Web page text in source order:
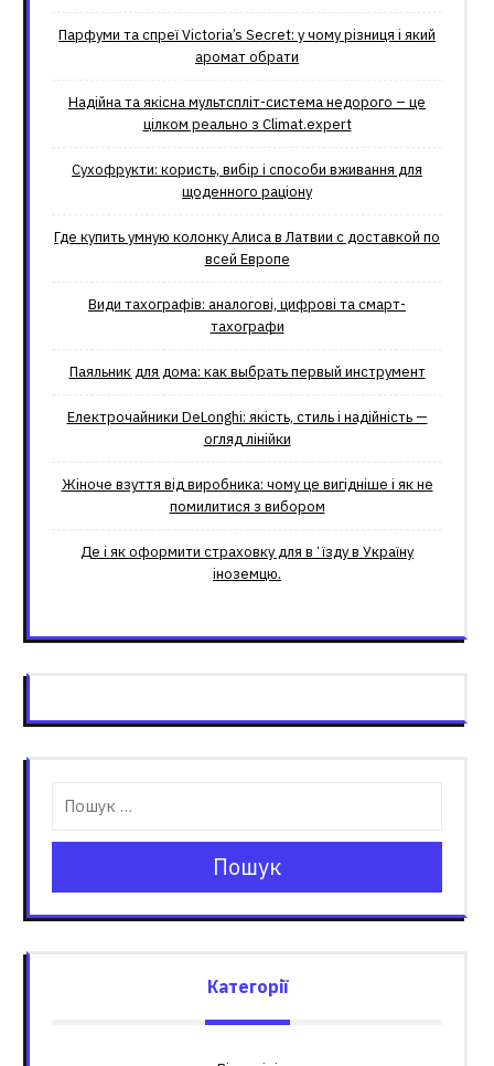
Парфуми та спреї Victoria’s Secret: у чому різниця і який
аромат обрати
Надійна та якісна мультспліт-система недорого – це
цілком реально з Climat.еxpert
Сухофрукти: користь, вибір і способи вживання для
щоденного раціону
Где купить умную колонку Алиса в Латвии с доставкой по
всей Европе
Види тахографів: аналогові, цифрові та смарт-
тахографи
Паяльник для дома: как выбрать первый инструмент
Електрочайники DeLonghi: якість, стиль і надійність —
огляд лінійки
Жіноче взуття від виробника: чому це вигідніше і як не
помилитися з вибором
Де і як оформити страховку для вʼїзду в Україну
іноземцю.
Пошук
Категорії